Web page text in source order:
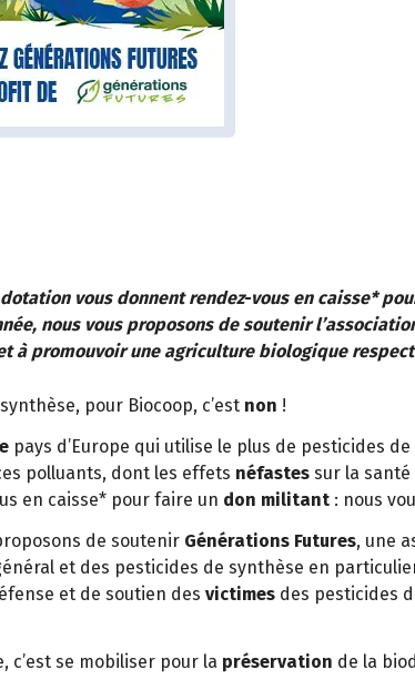
vous donnent rendez-vous en caisse*
nous vous proposons de soutenir
à promouvoir une agriculture biologique
pour Biocoop, c’est non !
pays d’Europe qui utilise le plus de pesticides
polluants, dont les effets néfastes sur la santé
en caisse* pour faire un don militant : nous
de soutenir Générations Futures, une
et des pesticides de synthèse en
et de soutien des victimes des pesticides
c’est se mobiliser pour la préservation de la